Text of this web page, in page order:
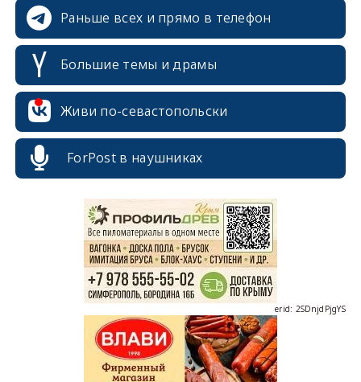
Раньше всех и прямо в телефон
Большие темы и драмы
Живи по-севастопольски
ForPost в наушниках